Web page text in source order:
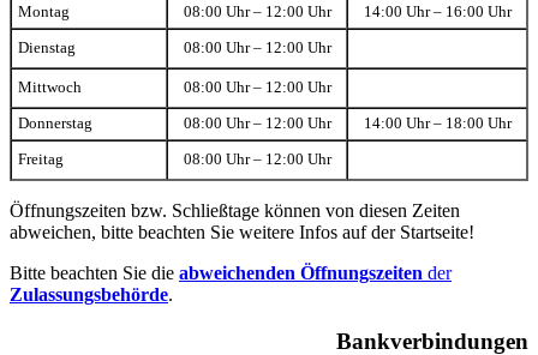
Montag 08:00 Uhr – 12:00 Uhr 14:00 Uhr – 16:00 Uhr
Dienstag 08:00 Uhr – 12:00 Uhr
Mittwoch 08:00 Uhr – 12:00 Uhr
Donnerstag 08:00 Uhr – 12:00 Uhr 14:00 Uhr – 18:00 Uhr
Freitag 08:00 Uhr – 12:00 Uhr
Öffnungszeiten bzw. Schließtage können von diesen Zeiten
abweichen, bitte beachten Sie weitere Infos auf der Startseite!
Bitte beachten Sie die abweichenden Öffnungszeiten der
Zulassungsbehörde.
Bankverbindungen